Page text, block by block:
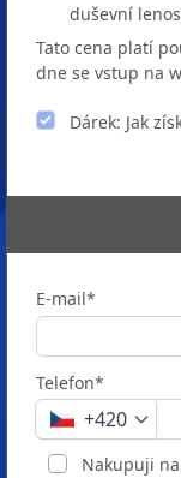
duševní
Tato cena platí
dne se vstup na
Dárek: Jak
E-mail*
Telefon*
+420
Nakupuji